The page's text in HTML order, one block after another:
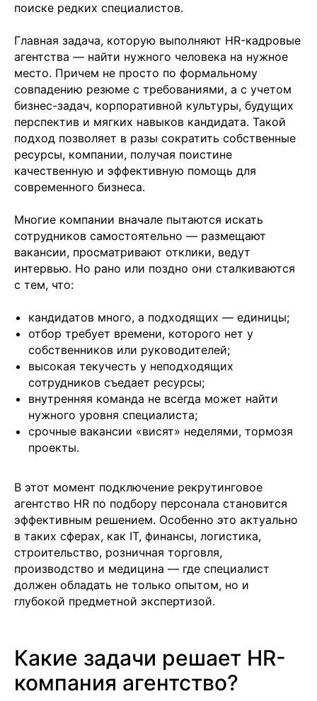
поиске редких специалистов.
Главная задача, которую выполняют HR-кадровые
агентства — найти нужного человека на нужное
место. Причем не просто по формальному
совпадению резюме с требованиями, а с учетом
бизнес-задач, корпоративной культуры, будущих
перспектив и мягких навыков кандидата. Такой
подход позволяет в разы сократить собственные
ресурсы, компании, получая поистине
качественную и эффективную помощь для
современного бизнеса.
Многие компании вначале пытаются искать
сотрудников самостоятельно — размещают
вакансии, просматривают отклики, ведут
интервью. Но рано или поздно они сталкиваются
с тем, что:
кандидатов много, а подходящих — единицы;
отбор требует времени, которого нет у
собственников или руководителей;
высокая текучесть у неподходящих
сотрудников съедает ресурсы;
внутренняя команда не всегда может найти
нужного уровня специалиста;
срочные вакансии «висят» неделями, тормозя
проекты.
В этот момент подключение рекрутинговое
агентство HR по подбору персонала становится
эффективным решением. Особенно это актуально
в таких сферах, как IT, финансы, логистика,
строительство, розничная торговля,
производство и медицина — где специалист
должен обладать не только опытом, но и
глубокой предметной экспертизой.
Какие задачи решает HR-
компания агентство?